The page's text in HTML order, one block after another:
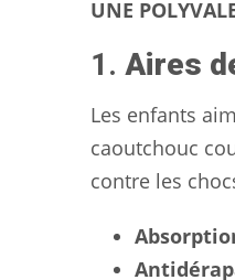
UNE
1. Aires
Les enfants
caoutchouc
contre les